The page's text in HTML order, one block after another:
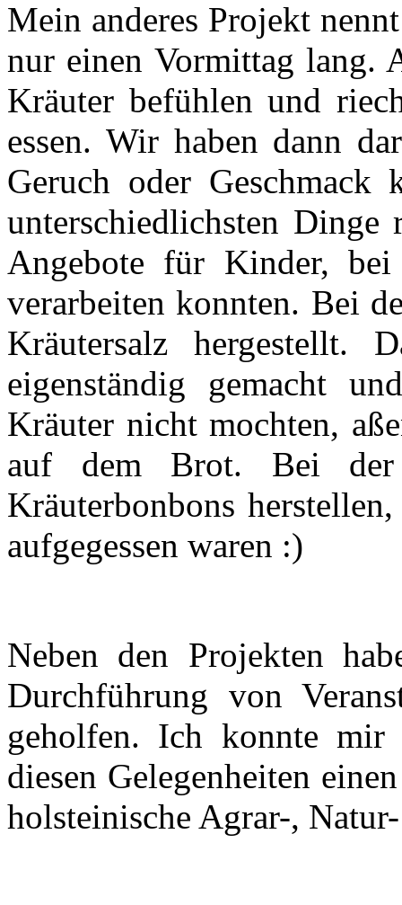
Mein anderes Projekt
nur einen Vormittag lang.
Kräuter befühlen und
essen. Wir haben dann
Geruch oder
unterschiedlichsten Dinge
Angebote für Kinder,
verarbeiten konnten. Bei
Kräutersalz hergestellt.
eigenständig gemacht
Kräuter nicht mochten,
auf dem Brot. Bei der
Kräuterbonbons
aufgegessen waren :)
Neben den Projekten
Durchführung von
geholfen. Ich konnte mir
diesen Gelegenheiten
holsteinische Agrar-,